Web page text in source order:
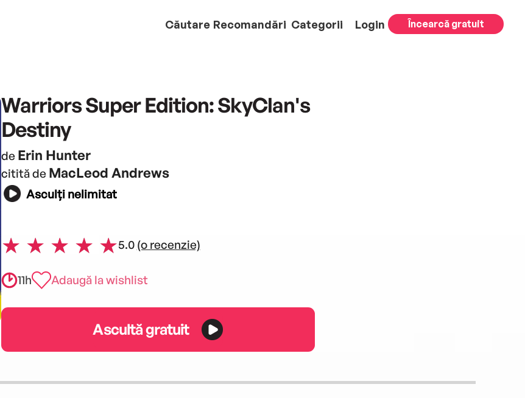
Căutare Recomandări Categorii Login Încearcă gratuit
Warriors Super Edition: SkyClan's
Destiny
de Erin Hunter
citită de MacLeod Andrews
Asculți nelimitat
5.0 (o recenzie)
11h Adaugă la wishlist
Ascultă gratuit